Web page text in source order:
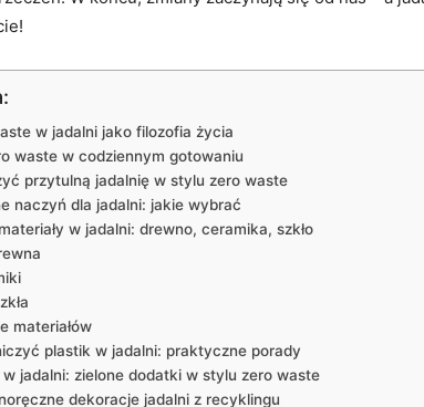
w jadalni jako filozofia życia
waste w codziennym gotowaniu
przytulną jadalnię w stylu zero waste
naczyń dla jadalni: jakie wybrać
w jadalni: drewno, ceramika, szkło
materiałów
plastik w jadalni: praktyczne porady
w jadalni: zielone dodatki w stylu zero waste
dekoracje jadalni z recyklingu